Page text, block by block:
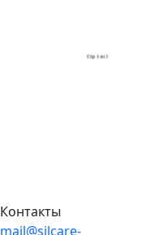
Контакты
mail@silcare-